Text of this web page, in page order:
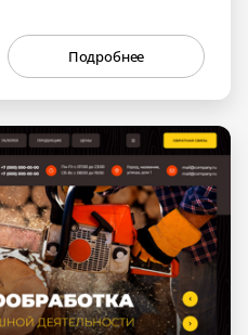
Подробнее